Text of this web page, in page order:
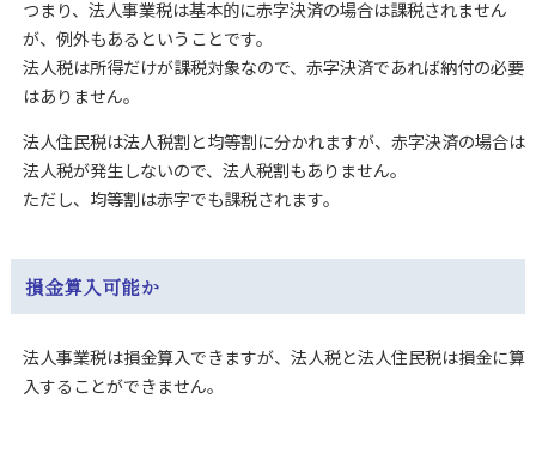
つまり、法人事業税は基本的に赤字決済の場合は課税されません
が、例外もあるということです。
法人税は所得だけが課税対象なので、赤字決済であれば納付の必要
はありません。
法人住民税は法人税割と均等割に分かれますが、赤字決済の場合は
法人税が発生しないので、法人税割もありません。
ただし、均等割は赤字でも課税されます。
損金算入可能か
法人事業税は損金算入できますが、法人税と法人住民税は損金に算
入することができません。